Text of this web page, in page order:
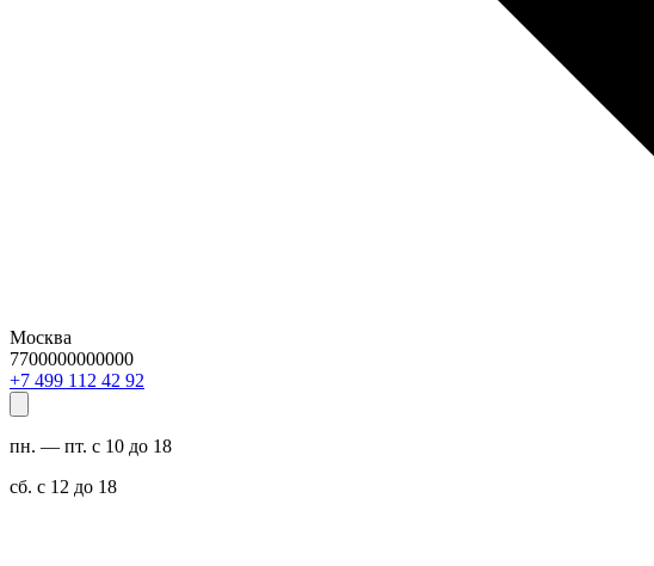
Москва
7700000000000
29 24 211 994 7+
пн. — пт. с 10 до 18
сб. с 12 до 18